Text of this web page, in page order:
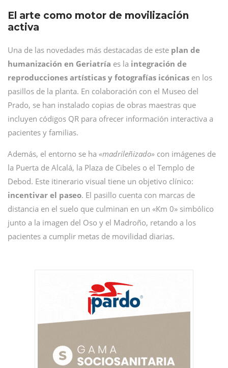
El arte como motor de movilización
activa
Una de las novedades más destacadas de este plan de
humanización en Geriatría es la integración de
reproducciones artísticas y fotografías icónicas en los
pasillos de la planta. En colaboración con el Museo del
Prado, se han instalado copias de obras maestras que
incluyen códigos QR para ofrecer información interactiva a
pacientes y familias.
Además, el entorno se ha «madrileñizado» con imágenes de
la Puerta de Alcalá, la Plaza de Cibeles o el Templo de
Debod. Este itinerario visual tiene un objetivo clínico:
incentivar el paseo. El pasillo cuenta con marcas de
distancia en el suelo que culminan en un «Km 0» simbólico
junto a la imagen del Oso y el Madroño, retando a los
pacientes a cumplir metas de movilidad diarias.